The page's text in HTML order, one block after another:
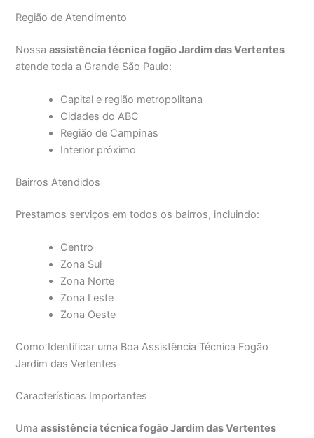
Região de Atendimento
Nossaassistência técnica fogão Jardim das Vertentes
atende toda a Grande São Paulo:
Capital e região metropolitana
Cidades do ABC
Região de Campinas
Interior próximo
Bairros Atendidos
Prestamos serviços em todos os bairros, incluindo:
Centro
Zona Sul
Zona Norte
Zona Leste
Zona Oeste
Como Identificar uma Boa Assistência Técnica Fogão
Jardim das Vertentes
Características Importantes
Umaassistência técnica fogão Jardim das Vertentes